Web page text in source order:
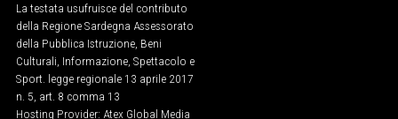
La testata usufruisce del contributo
della Regione Sardegna Assessorato
della Pubblica Istruzione, Beni
Culturali, Informazione, Spettacolo e
Sport. legge regionale 13 aprile 2017
n. 5, art. 8 comma 13
Hosting Provider: Atex Global Media